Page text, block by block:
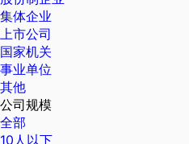
集体企业
上市公司
国家机关
事业单位
其他
公司规模
全部
10人以下